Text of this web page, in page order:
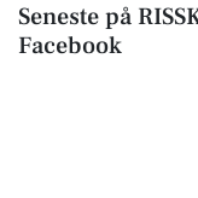
Seneste på
Facebook